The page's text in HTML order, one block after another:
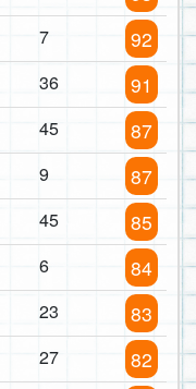
7 92
36 91
45 87
9 87
45 85
6 84
23 83
27 82